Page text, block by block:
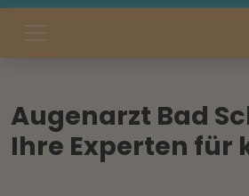
Augenarzt Bad
Ihre Experten für